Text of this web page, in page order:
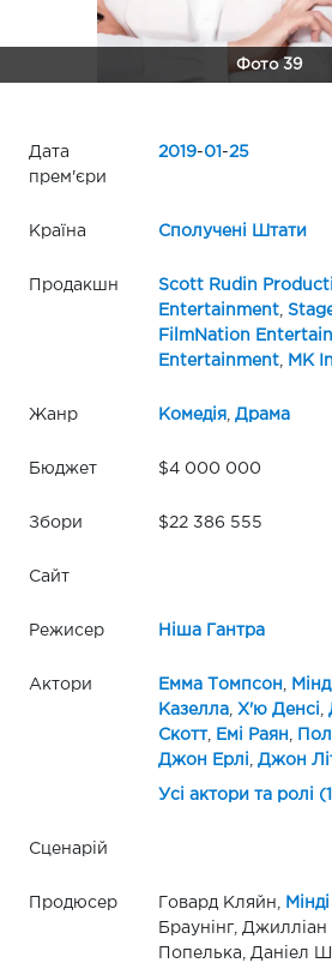
Фото 39
Дата
прем'єри
2019-01 -25
Країна Сполучені Штати
Продакшн Scott Rudin
Entertainment,
FilmNation
Entertainment, MK
Жанр Комедія, Драма
Бюджет $4 000 000
Збори $22 386 555
Сайт
Режисер Ніша Гантра
Актори Емма Томпсон
Казелла, Х'ю Денсі
Скотт, Емі Раян
Джон Ерлі
Джон
Усі актори та ролі
Сценарій
Продюсер Говард Кляйн,
Браунінг,
Попелька, Даніел